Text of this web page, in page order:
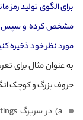
برای الگوی تولید رمز
مشخص کرده و سپس
مورد نظر خود ذخیره
حروف بزرگ و کوچک